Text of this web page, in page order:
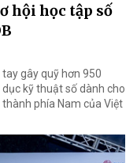
hội học tập số
gây quỹ hơn 950
kỹ thuật số dành cho
phía Nam của Việt